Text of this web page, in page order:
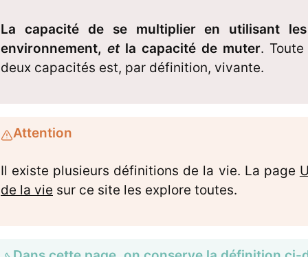
La capacité de se multiplier en utilisant
environnement, etla capacité de muter.
deux capacités est, par définition, vivante.
Attention
Il existe plusieurs définitions de la vie. La page
de la vie sur ce site les explore toutes.